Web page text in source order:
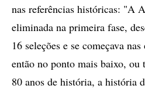
nas referências históricas: "A
eliminada na primeira fase,
16 seleções e se começava
então no ponto mais baixo, ou
80 anos de história, a história